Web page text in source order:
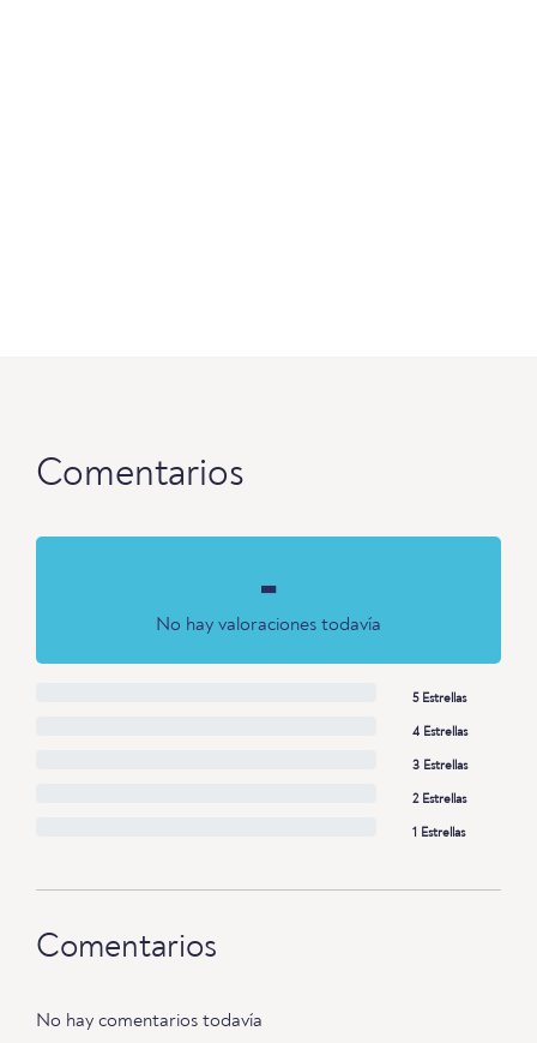
Comentarios
-
No hay valoraciones todavía
5 Estrellas
4 Estrellas
3 Estrellas
2 Estrellas
1 Estrellas
Comentarios
No hay comentarios todavía